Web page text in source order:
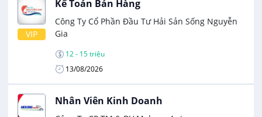
VIP
Kế Toán Bán Hàng
Công Ty Cổ Phần Đầu Tư Hải Sản Sống Nguyễn
Gia
12 - 15 triệu
13/08/2026
Nhân Viên Kinh Doanh